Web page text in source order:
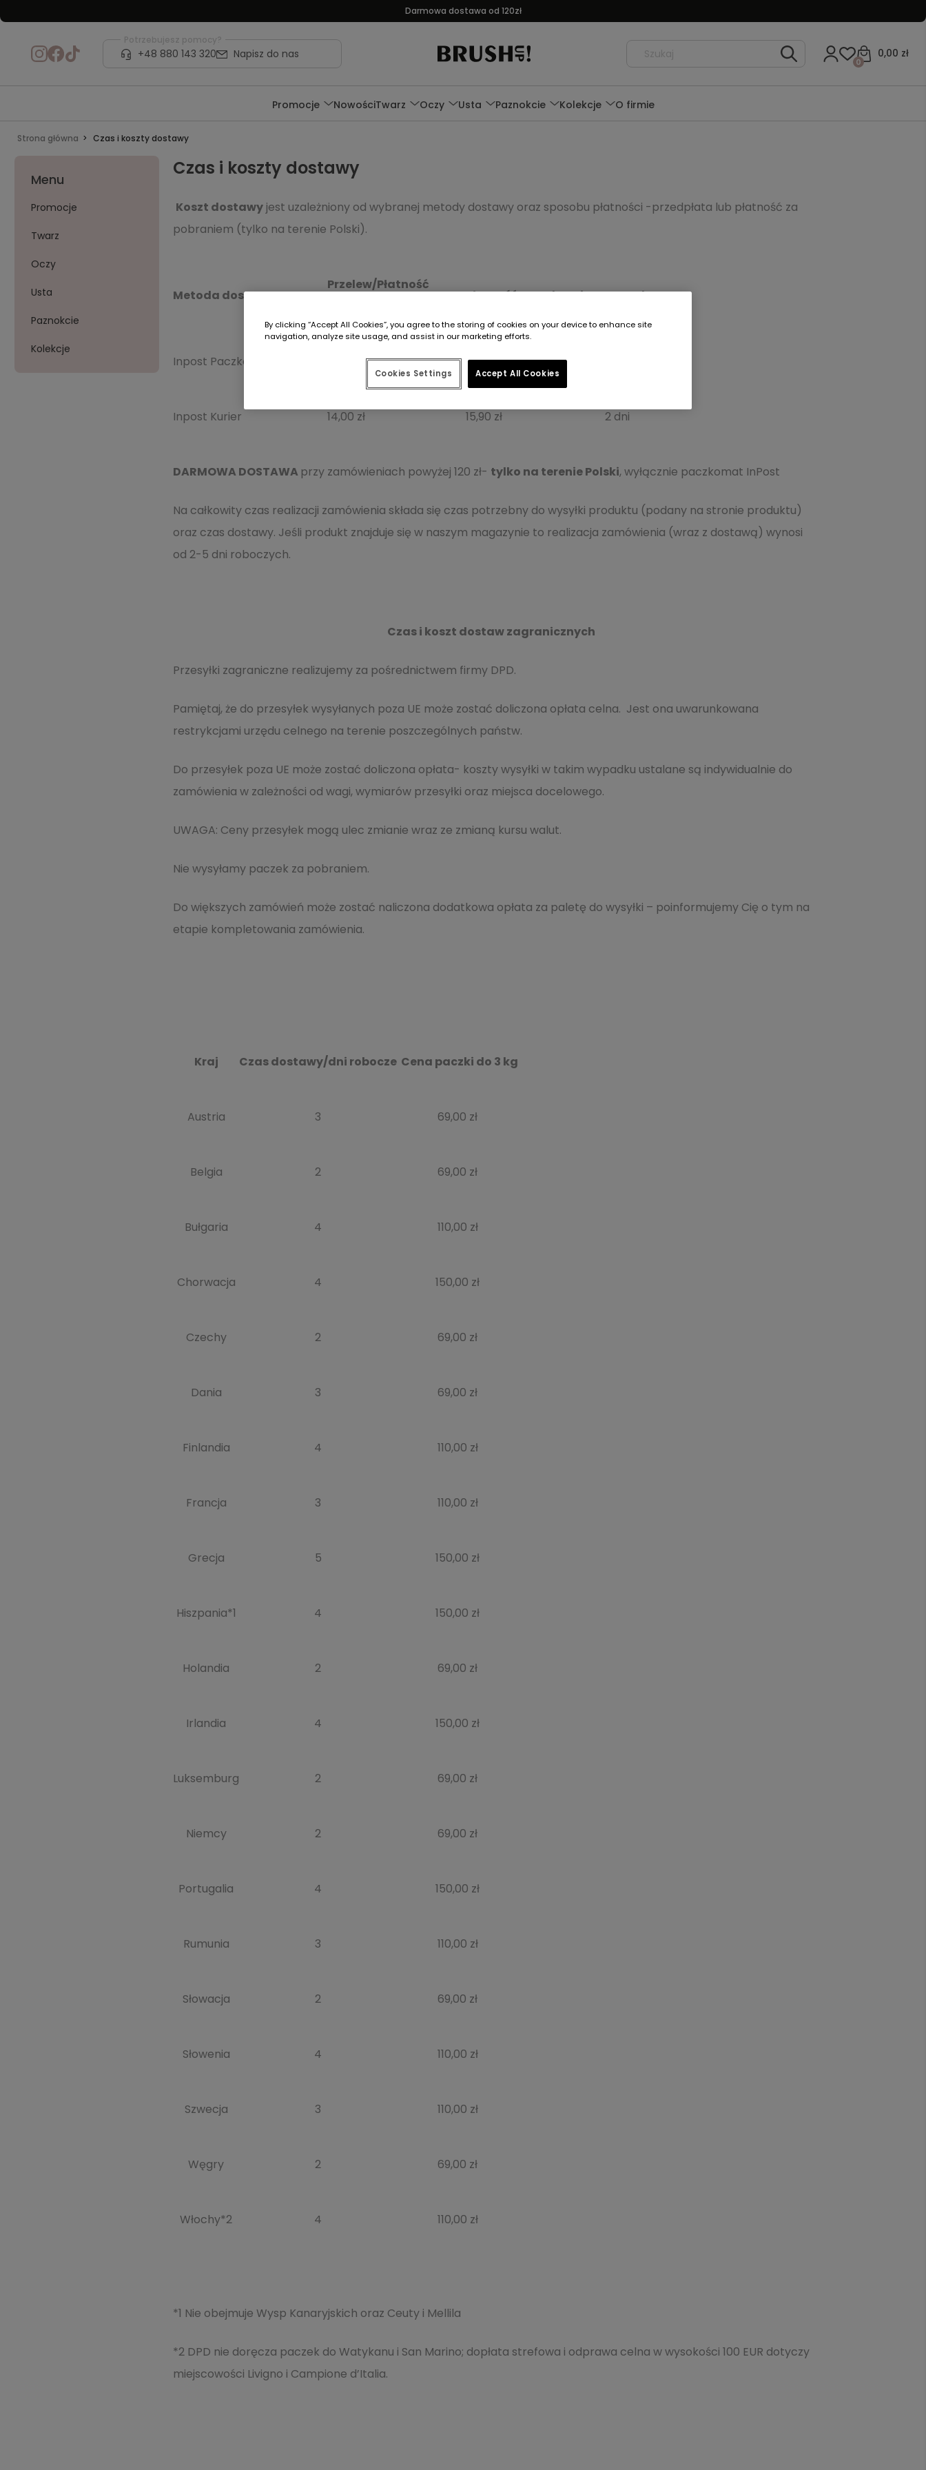
Darmowa dostawa od 120zł
Potrzebujesz pomocy?
+48 880 143 320 Napisz do nas 0,00 zł
0
Promocje NowościTwarz Oczy Usta Paznokcie Kolekcje O firmie
Strona główna Czas i koszty dostawy
Menu
Promocje
Twarz
Oczy
Usta
Paznokcie
Kolekcje
Czas i koszty dostawy
Koszt dostawy jest uzależniony od wybranej metody dostawy oraz sposobu płatności -przedpłata lub płatność za
pobraniem (tylko na terenie Polski).
Metoda dostawy PL
Przelew/Płatność
Płatnośćza pobraniemCzas dostawy
Inpost Paczkomat® 15,99 zł
Inpost Kurier 14,00 zł 15,90 zł 2 dni
DARMOWA DOSTAWA przy zamówieniach powyżej 120 zł- tylko na terenie Polski, wyłącznie paczkomat InPost
Na całkowity czas realizacji zamówienia składa się czas potrzebny do wysyłki produktu (podany na stronie produktu)
oraz czas dostawy. Jeśli produkt znajduje się w naszym magazynie to realizacja zamówienia (wraz z dostawą) wynosi
od 2-5 dni roboczych.
Czas i koszt dostaw zagranicznych
Przesyłki zagraniczne realizujemy za pośrednictwem firmy DPD.
Pamiętaj, że do przesyłek wysyłanych poza UE może zostać doliczona opłata celna. Jest ona uwarunkowana
restrykcjami urzędu celnego na terenie poszczególnych państw.
Do przesyłek poza UE może zostać doliczona opłata- koszty wysyłki w takim wypadku ustalane są indywidualnie do
zamówienia w zależności od wagi, wymiarów przesyłki oraz miejsca docelowego.
UWAGA: Ceny przesyłek mogą ulec zmianie wraz ze zmianą kursu walut.
Nie wysyłamy paczek za pobraniem.
Do większych zamówień może zostać naliczona dodatkowa opłata za paletę do wysyłki – poinformujemy Cię o tym na
etapie kompletowania zamówienia.
Kraj Czas dostawy/dni robocze Cena paczki do 3 kg
Austria 3 69,00 zł
Belgia 2 69,00 zł
Bułgaria 4 110,00 zł
Chorwacja 4 150,00 zł
Czechy 2 69,00 zł
Dania 3 69,00 zł
Finlandia 4 110,00 zł
Francja 3 110,00 zł
Grecja 5 150,00 zł
Hiszpania*1 4 150,00 zł
Holandia 2 69,00 zł
Irlandia 4 150,00 zł
Luksemburg 2 69,00 zł
Niemcy 2 69,00 zł
Portugalia 4 150,00 zł
Rumunia 3 110,00 zł
Słowacja 2 69,00 zł
Słowenia 4 110,00 zł
Szwecja 3 110,00 zł
Węgry 2 69,00 zł
Włochy*2 4 110,00 zł
*1 Nie obejmuje Wysp Kanaryjskich oraz Ceuty i Mellila
*2 DPD nie doręcza paczek do Watykanu i San Marino; dopłata strefowa i odprawa celna w wysokości 100 EUR dotyczy
miejscowości Livigno i Campione d’Italia.
By clicking “Accept All Cookies”, you agree to the storing of cookies on your device to enhance site
navigation, analyze site usage, and assist in our marketing efforts.
Accept All Cookies
Cookies Settings